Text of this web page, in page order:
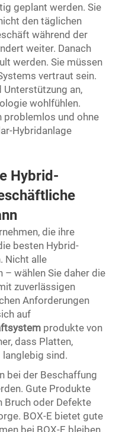
geplant werden. Sie
den täglichen
während der
weiter. Danach
werden. Sie müssen
vertraut sein.
Unterstützung an,
wohlfühlen.
problemlos und ohne
Hybridanlage
Hybrid-
die ihre
besten Hybrid-
Nicht alle
wählen Sie daher die
zuverlässigen
Anforderungen
auf
produkte von
dass Platten,
langlebig sind.
bei der Beschaffung
Gute Produkte
Bruch oder Defekte
BOX-E bietet gute
bei BOX-E bleiben.